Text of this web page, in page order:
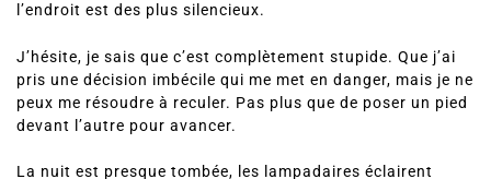
l’endroit est des plus silencieux.
J’hésite, je sais que c’est complètement stupide. Que j’ai
pris une décision imbécile qui me met en danger, mais je ne
peux me résoudre à reculer. Pas plus que de poser un pied
devant l’autre pour avancer.
La nuit est presque tombée, les lampadaires éclairent